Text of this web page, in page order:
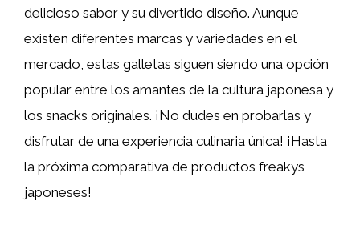
delicioso sabor y su divertido diseño. Aunque
existen diferentes marcas y variedades en el
mercado, estas galletas siguen siendo una opción
popular entre los amantes de la cultura japonesa y
los snacks originales. ¡No dudes en probarlas y
disfrutar de una experiencia culinaria única! ¡Hasta
la próxima comparativa de productos freakys
japoneses!